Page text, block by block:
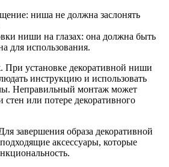
ниша не должна заслонять
ниши на глазах: она должна быть
для использования.
установке декоративной ниши
инструкцию и использовать
Неправильный монтаж может
или потере декоративного
завершения образа декоративной
аксессуары, которые